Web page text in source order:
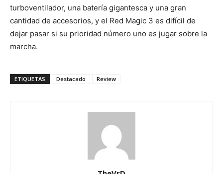
turboventilador, una batería gigantesca y una gran
cantidad de accesorios, y el Red Magic 3 es difícil de
dejar pasar si su prioridad número uno es jugar sobre la
marcha.
ETIQUETAS Destacado Review